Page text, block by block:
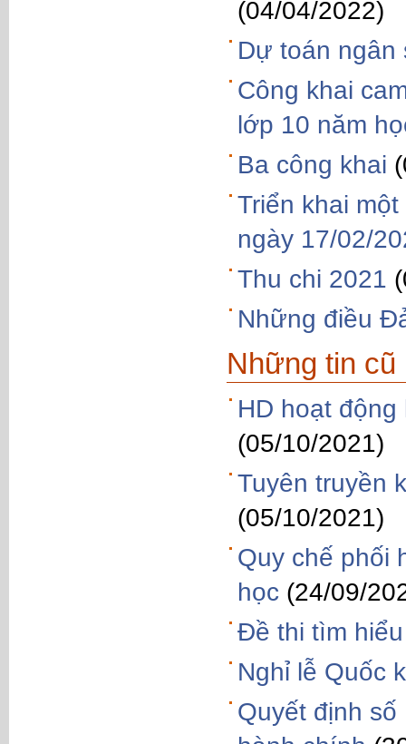
(04/04/2022)
Dự toán ngân
Công khai
lớp 10 năm
Ba công khai
Triển khai
ngày 17/02/
Thu chi 2021
Những điều
Những tin cũ
HD hoạt
(05/10/2021)
Tuyên truyền
(05/10/2021)
Quy chế phối
học (24/09/
Đề thi tìm
Nghỉ lễ Quốc
Quyết định